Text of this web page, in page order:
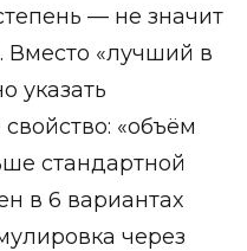
— не значит
Вместо «лучший в
указать
«объём
стандартной
в 6 вариантах
через